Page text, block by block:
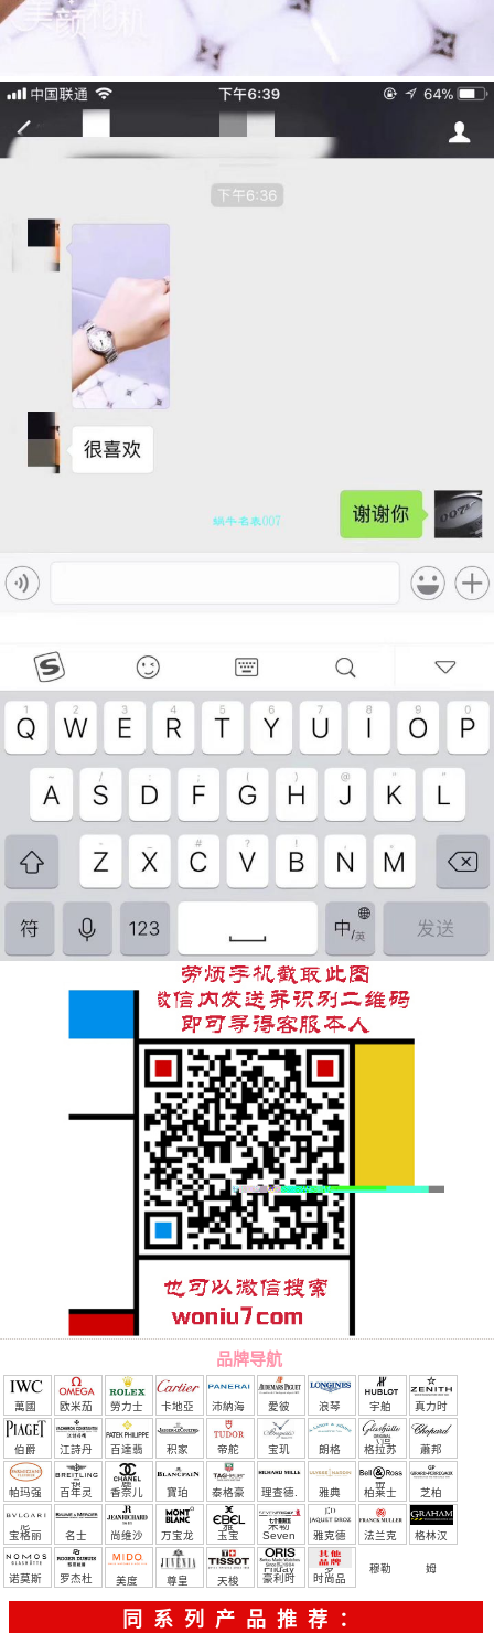
品牌导航
萬國 欧米茄 勞力士 卡地亞 沛納海 愛彼 浪琴 宇舶
（恒
宝）
真力时
伯爵 江詩丹
頓
百達翡
麗
积家 帝舵 宝玑 朗格 格拉苏
蒂
蕭邦
帕玛强
尼
百年灵 香奈儿 寶珀 泰格豪
雅
理查德.
米勒
雅典 柏莱士 芝柏
宝格丽 名士 尚维沙 万宝龙 玉宝 Seven
Friday
雅克德
罗
法兰克
穆勒
格林汉
姆
诺莫斯
罗杰杜 美度 尊皇 天梭 豪利时 时尚品
牌/原单
同系列产品推荐：